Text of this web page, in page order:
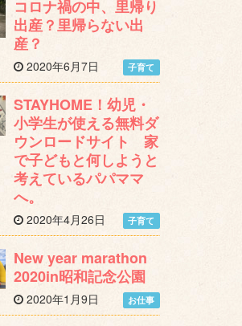
コロナ禍の中、里帰り
出産？里帰らない出
産？
2020年6月7日 子育て
STAYHOME！幼児・
小学生が使える無料ダ
ウンロードサイト 家
で子どもと何しようと
考えているパパママ
へ。
2020年4月26日 子育て
New year marathon
2020in昭和記念公園
2020年1月9日 お仕事